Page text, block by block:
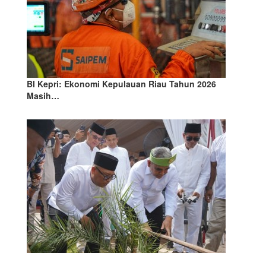
BI Kepri: Ekonomi Kepulauan Riau Tahun 2026
Masih…